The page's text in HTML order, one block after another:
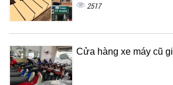
2517
Cửa hàng xe máy cũ